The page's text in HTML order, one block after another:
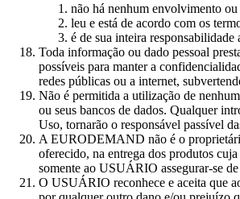
não há nenhum envolvimento
leu e está de acordo com os
é de sua inteira responsabilidade
Toda informação ou dado pessoal
possíveis para manter a
redes públicas ou a internet,
Não é permitida a utilização de
ou seus bancos de dados. Qualquer
Uso, tornarão o responsável passível
A EURODEMAND não é o
oferecido, na entrega dos produtos
somente ao USUÁRIO assegurar-se
O USUÁRIO reconhece e aceita que